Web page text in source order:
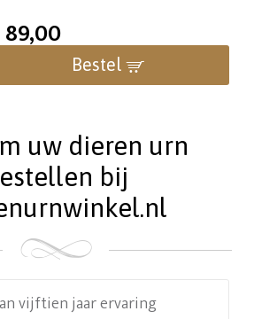
89,00
Bestel
uw dieren urn
bij
vijftien jaar ervaring